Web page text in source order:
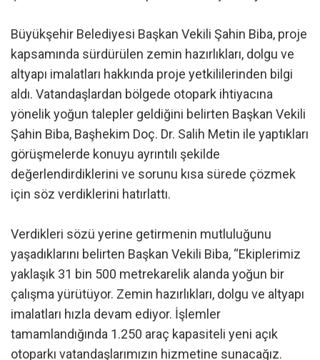
Büyükşehir Belediyesi Başkan Vekili Şahin Biba, proje
kapsamında sürdürülen zemin hazırlıkları, dolgu ve
altyapı imalatları hakkında proje yetkililerinden bilgi
aldı. Vatandaşlardan bölgede otopark ihtiyacına
yönelik yoğun talepler geldiğini belirten Başkan Vekili
Şahin Biba, Başhekim Doç. Dr. Salih Metin ile yaptıkları
görüşmelerde konuyu ayrıntılı şekilde
değerlendirdiklerini ve sorunu kısa sürede çözmek
için söz verdiklerini hatırlattı.
Verdikleri sözü yerine getirmenin mutluluğunu
yaşadıklarını belirten Başkan Vekili Biba, “Ekiplerimiz
yaklaşık 31 bin 500 metrekarelik alanda yoğun bir
çalışma yürütüyor. Zemin hazırlıkları, dolgu ve altyapı
imalatları hızla devam ediyor. İşlemler
tamamlandığında 1.250 araç kapasiteli yeni açık
otoparkı vatandaşlarımızın hizmetine sunacağız.